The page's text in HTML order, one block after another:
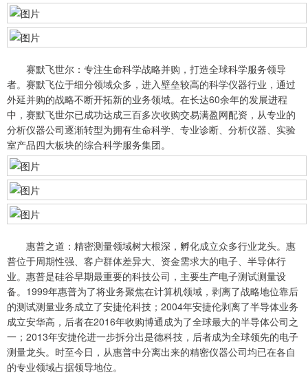
赛默飞世尔：专注生命科学战略并购，打造全球科学服务领导
者。赛默飞位于细分领域众多，进入壁垒较高的科学仪器行业，通过
外延并购的战略不断开拓新的业务领域。在长达60余年的发展进程
中，赛默飞世尔已成功达成三百多次收购交易满盈网配资，从专业的
分析仪器公司逐渐转型为拥有生命科学、专业诊断、分析仪器、实验
室产品四大板块的综合科学服务集团。
惠普之道：精密测量领域树大根深，孵化成立众多行业龙头。惠
普位于周期性强、客户群体差异大、资金需求大的电子、半导体行
业。惠普是硅谷早期最重要的科技公司，主要生产电子测试测量设
备。1999年惠普为了将业务聚焦在计算机领域，剥离了战略地位靠后
的测试测量业务成立了安捷伦科技；2004年安捷伦剥离了半导体业务
成立安华高，后者在2016年收购博通成为了全球最大的半导体公司之
一；2013年安捷伦进一步拆分出是德科技，后者成为全球领先的电子
测量龙头。时至今日，从惠普中分离出来的精密仪器公司均已在各自
的专业领域占据领导地位。